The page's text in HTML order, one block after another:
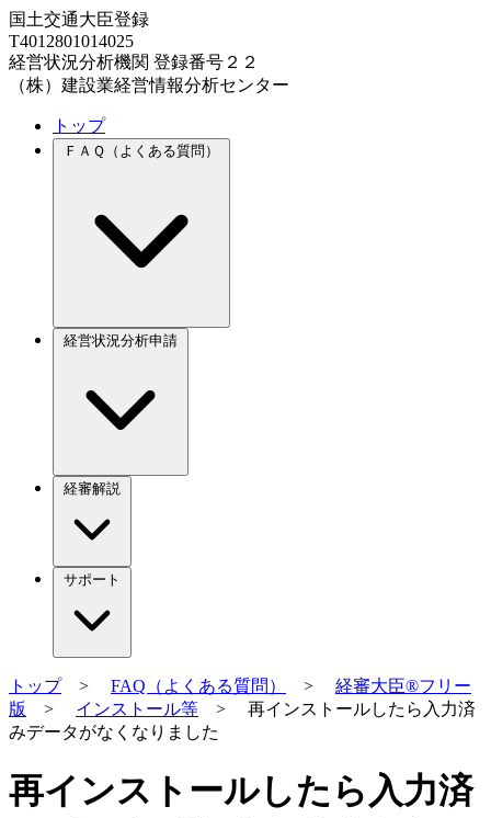
国土交通大臣登録
T4012801014025
経営状況分析機関 登録番号２２
（株）建設業経営情報分析センター
トップ
ＦＡＱ（よくある質問）
経営状況分析申請
経審解説
サポート
トップ> FAQ（よくある質問） > 経審大臣®フリー
版
> インストール等 > 再インストールしたら入力済
みデータがなくなりました
再インストールしたら入力済